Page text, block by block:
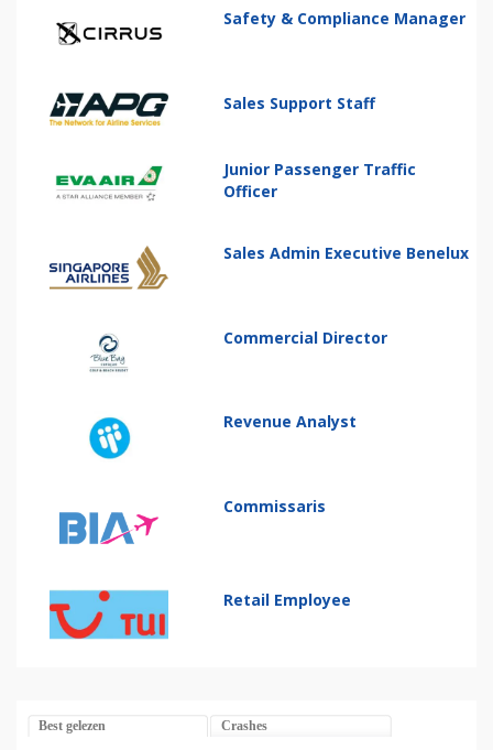
Safety & Compliance Manager
Sales Support Staff
Junior Passenger Traffic
Officer
Sales Admin Executive Benelux
Commercial Director
Revenue Analyst
Commissaris
Retail Employee
Best gelezen Crashes